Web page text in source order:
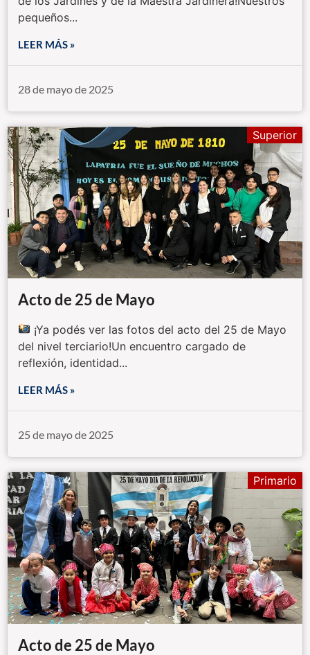
pequeños...
LEER MÁS »
28 de mayo de 2025
Acto de 25 de Mayo
¡Ya podés ver las fotos del acto del 25 de Mayo
del nivel terciario!Un encuentro cargado de
reflexión, identidad...
LEER MÁS »
Superior
25 de mayo de 2025
Acto de 25 de Mayo
Primario